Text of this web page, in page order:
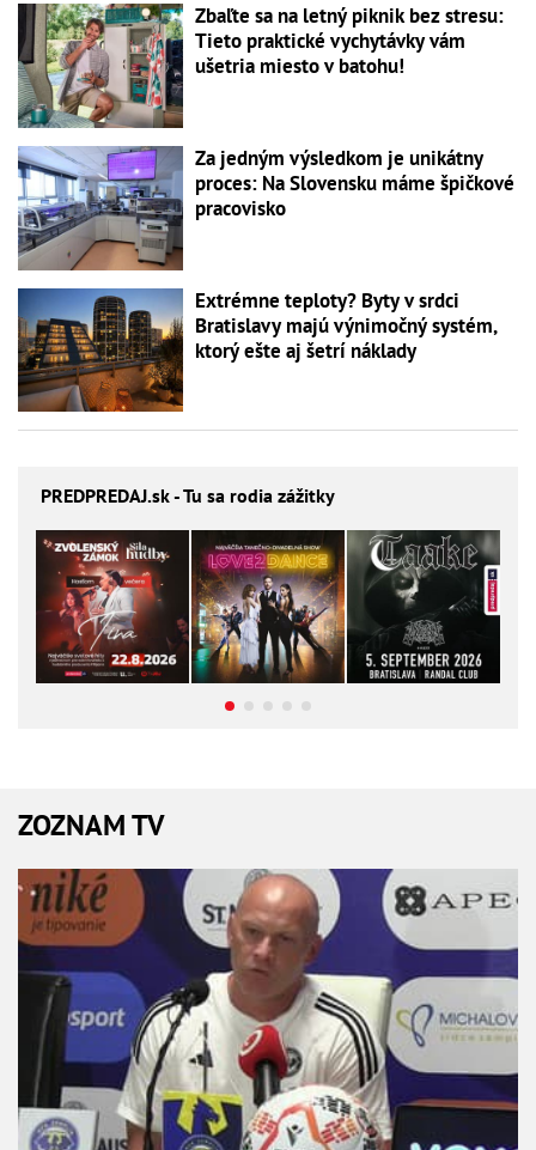
Zbaľte sa na letný piknik bez stresu:
Tieto praktické vychytávky vám
ušetria miesto v batohu!
Za jedným výsledkom je unikátny
proces: Na Slovensku máme špičkové
pracovisko
Extrémne teploty? Byty v srdci
Bratislavy majú výnimočný systém,
ktorý ešte aj šetrí náklady
PREDPREDAJ.sk - Tu sa rodia zážitky
ZOZNAM TV